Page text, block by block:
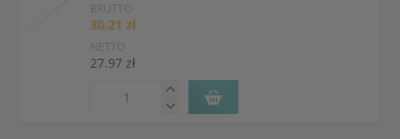
BRUTTO
30.21 zł
NETTO
27.97 zł